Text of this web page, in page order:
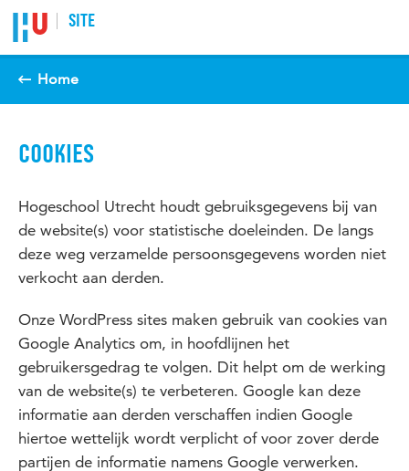
SITE
Home
COOKIES
Hogeschool Utrecht houdt gebruiksgegevens bij van
de website(s) voor statistische doeleinden. De langs
deze weg verzamelde persoonsgegevens worden niet
verkocht aan derden.
Onze WordPress sites maken gebruik van cookies van
Google Analytics om, in hoofdlijnen het
gebruikersgedrag te volgen. Dit helpt om de werking
van de website(s) te verbeteren. Google kan deze
informatie aan derden verschaffen indien Google
hiertoe wettelijk wordt verplicht of voor zover derde
partijen de informatie namens Google verwerken.